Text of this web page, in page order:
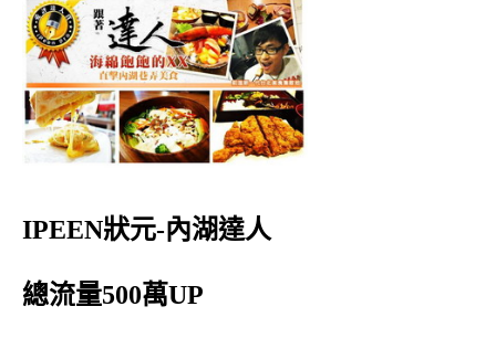
IPEEN狀元-內湖達人
總流量500萬UP